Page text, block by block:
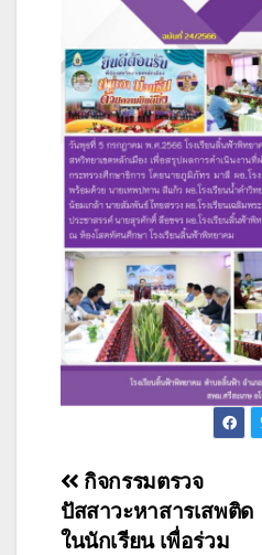
กิจกรรมตรวจ
ปัสสาวะหาสารเสพติด
ในนักเรียน เพื่อร่วม